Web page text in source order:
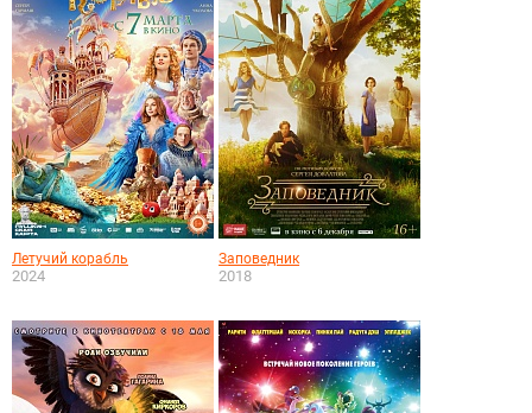
Летучий корабль
2024
Заповедник
2018